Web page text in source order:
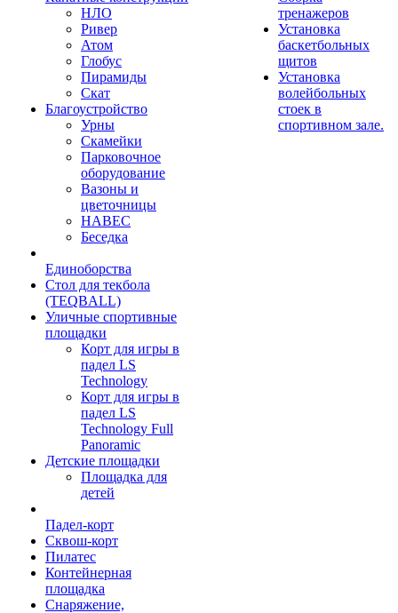
НЛО
Ривер
Атом
Глобус
Пирамиды
Скат
Благоустройство
Урны
Скамейки
Парковочное
оборудование
Вазоны и
цветочницы
НАВЕС
Беседка
Единоборства
Стол для текбола
(TEQBALL)
Уличные спортивные
площадки
Корт для игры в
падел LS
Technology
Корт для игры в
падел LS
Technology Full
Panoramic
Детские площадки
Площадка для
детей
Падел-корт
Сквош-корт
Пилатес
Контейнерная
площадка
Снаряжение,
тренажеров
Установка
баскетбольных
щитов
Установка
волейбольных
стоек в
спортивном зале.